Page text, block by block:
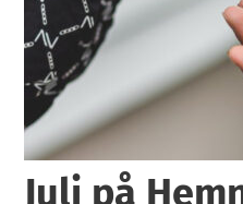
Juli på